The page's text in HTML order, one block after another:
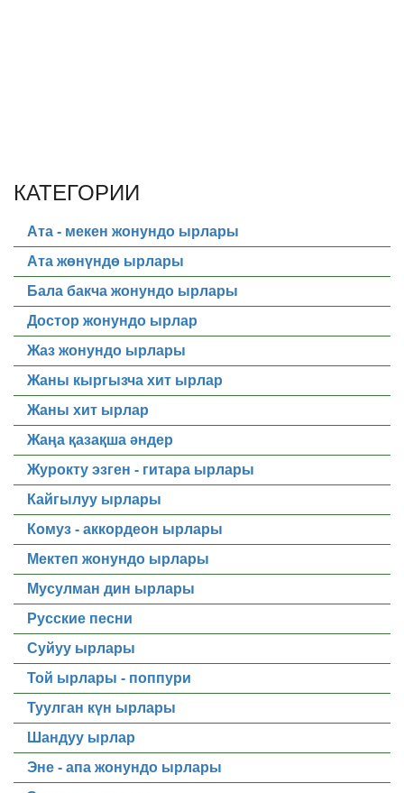
КАТЕГОРИИ
Ата - мекен жонундо ырлары
Ата жөнүндө ырлары
Бала бакча жонундо ырлары
Достор жонундо ырлар
Жаз жонундо ырлары
Жаны кыргызча хит ырлар
Жаны хит ырлар
Жаңа қазақша әндер
Журокту эзген - гитара ырлары
Кайгылуу ырлары
Комуз - аккордеон ырлары
Мектеп жонундо ырлары
Мусулман дин ырлары
Русские песни
Суйуу ырлары
Той ырлары - поппури
Туулган күн ырлары
Шандуу ырлар
Эне - апа жонундо ырлары